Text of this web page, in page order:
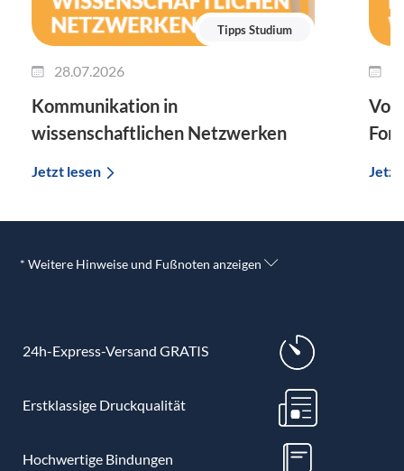
Tipps Studium
28.07.2026
Kommunikation in
wissenschaftlichen Netzwerken
Jetzt lesen Jetzt
* Weitere Hinweise und Fußnoten anzeigen
24h-Express-Versand GRATIS
Erstklassige Druckqualität
Hochwertige Bindungen